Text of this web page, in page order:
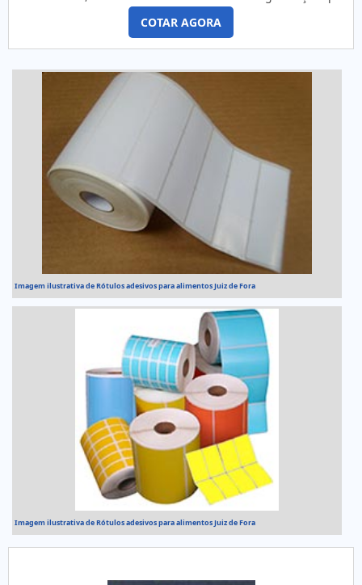
se destaque por um bom suporte pré-venda e tenha ampla
experiência no ramo.Quando a questão é rolo etiqueta
adesiva, na 4Food Print o cliente obterá proteção e
INTERESSANTES...
COTAR AGORA
Imagem ilustrativa de Rótulos adesivos para alimentos Juiz de Fora
Imagem ilustrativa de Rótulos adesivos para alimentos Juiz de Fora